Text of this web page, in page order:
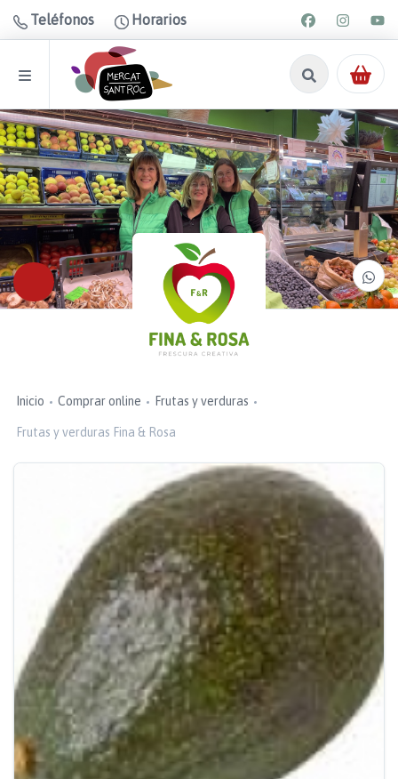
Teléfonos Horarios
Inicio Comprar online Frutas y verduras
Frutas y verduras Fina & Rosa